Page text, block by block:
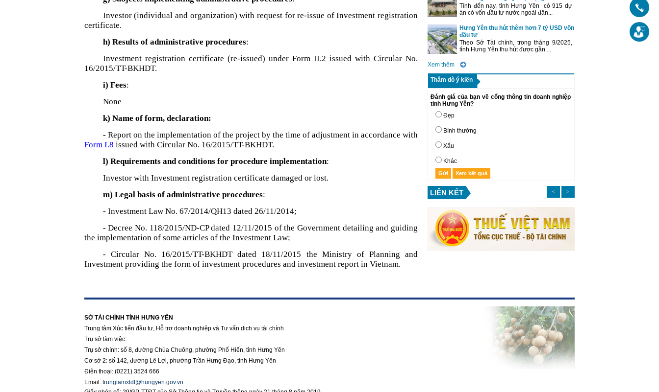
Investor (individual and organization) with request for re-issue of Investment registration
certificate.
h) Results of administrative procedures:
Investment registration certificate (re-issued) under Form II.2 issued with Circular No.
16/2015/TT-BKHDT.
i) Fees:
None
k) Name of form, declaration:
- Report on the implementation of the project by the time of adjustment in accordance with
Form I.8 issued with Circular No. 16/2015/TT-BKHDT.
l) Requirements and conditions for procedure implementation:
Investor with Investment registration certificate damaged or lost.
m) Legal basis of administrative procedures:
- Investment Law No. 67/2014/QH13 dated 26/11/2014;
- Decree No. 118/2015/ND-CP dated 12/11/2015 of the Government detailing and guiding
the implementation of some articles of the Investment Law;
- Circular No. 16/2015/TT-BKHDT dated 18/11/2015 the Ministry of Planning and
Investment providing the form of investment procedures and investment report in Vietnam.
Tính đến nay, tỉnh Hưng Yên có 915 dự
án có vốn đầu tư nước ngoài đăn...
Hưng Yên thu hút thêm hơn 7 tỷ USD vốn
đầu tư
Theo Sở Tài chính, trong tháng 9/2025,
tỉnh Hưng Yên thu hút được gần ...
Xem thêm
Thăm dò ý kiến
Đánh giá của bạn về cổng thông tin doanh nghiệp
tỉnh Hưng Yên?
Đẹp
Bình thường
Xấu
Khác
LIÊN KẾT >
<
SỞ TÀI CHÍNH TỈNH HƯNG YÊN
Trung tâm Xúc tiến đầu tư, Hỗ trợ doanh nghiệp và Tư vấn dịch vụ tài chính
Trụ sở làm việc:
Trụ sở chính: số 8, đường Chùa Chuông, phường Phố Hiến, tỉnh Hưng Yên
Cơ sở 2: số 142, đường Lê Lợi, phường Trần Hưng Đạo, tỉnh Hưng Yên
Điện thoại: (0221) 3524 666
Email: trungtamxtdt@hungyen.gov.vn